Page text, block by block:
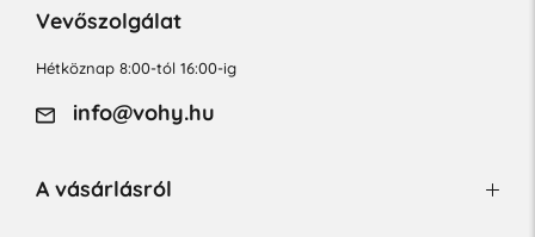
Vevőszolgálat
Hétköznap 8:00-tól 16:00-ig
info@vohy.hu
A vásárlásról